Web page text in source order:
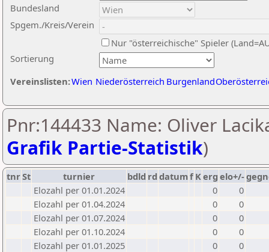
Sortierung
Bundesland
Spgem./Kreis/Verein
Nur "österreichische" Spieler
Vereinslisten:Wien Niederösterreich Burgenland
Pnr:144433 Name: Oliver
Grafik Partie-Statistik)
tnrSt turnier bdld rd datumf Kerg elo+/-
Elozahl per 01.01.2024
0
0
Elozahl per 01.04.2024
0
0
Elozahl per 01.07.2024
0
0
Elozahl per 01.10.2024
0
0
Elozahl per 01.01.2025
0
0